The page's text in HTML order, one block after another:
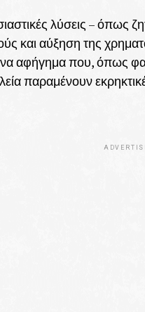
λύσεις –
και αύξηση της
αφήγημα που, όπως
παραμένουν